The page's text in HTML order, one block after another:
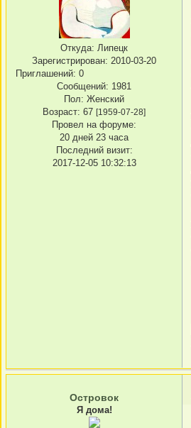
Откуда: Липецк
Зарегистрирован: 2010-03-20
Приглашений: 0
Сообщений: 1981
Пол: Женский
Возраст: 67 [1959-07-28]
Провел на форуме:
20 дней 23 часа
Последний визит:
2017-12-05 10:32:13
Островок
Я дома!